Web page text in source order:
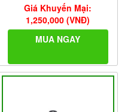
Giá Khuyến Mại:
1,250,000 (VNĐ)
MUA NGAY